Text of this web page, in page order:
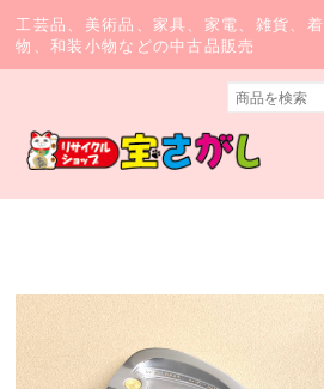
工芸品、美術品、家具、家電、雑貨、着
物、和装小物などの中古品販売